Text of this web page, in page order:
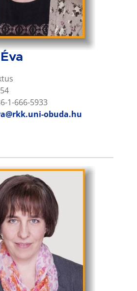
1-666-5933
obuda.hu